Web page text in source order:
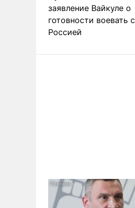
заявление Вайкуле о
готовности воевать с
Россией